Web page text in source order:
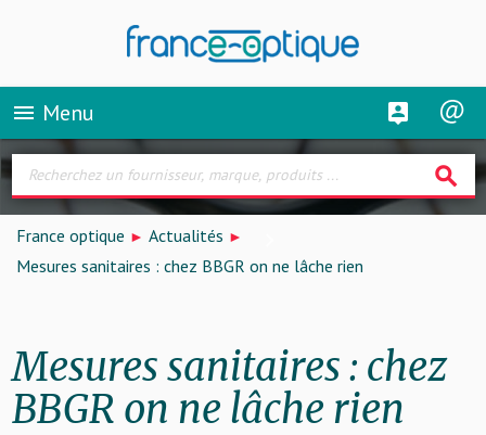
menu Menu
search
France optique
Actualités
Mesures sanitaires : chez BBGR on ne lâche rien
Mesures sanitaires : chez
BBGR on ne lâche rien